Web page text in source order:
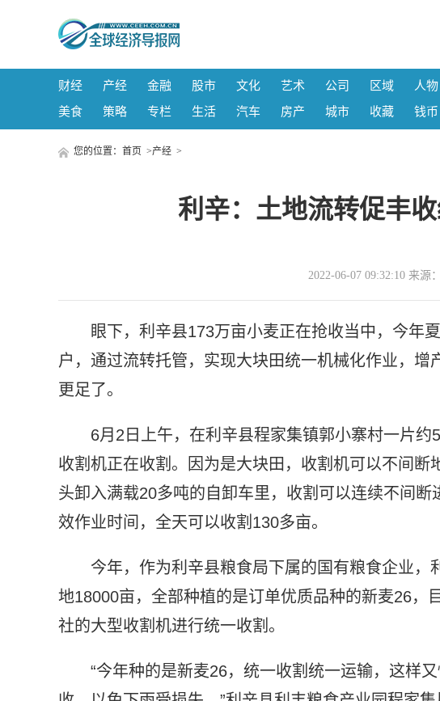
财经 产经 金融 股市 文化 艺术 公司 区域 人物
美食
策略 专栏 生活 汽车 房产 城市 收藏 钱币
您的位置： 首页 >产经 >
利辛：土地流转促丰
2022-06-07 09:32:10 来源
眼下，利辛县173万亩小麦正在抢收当中，今年
户，通过流转托管，实现大块田统一机械化作业，
更足了。
6月2日上午，在利辛县程家集镇郭小寨村一片
收割机正在收割。因为是大块田，收割机可以不间
头卸入满载20多吨的自卸车里，收割可以连续不间
效作业时间，全天可以收割130多亩。
今年，作为利辛县粮食局下属的国有粮食企业
地18000亩，全部种植的是订单优质品种的新麦26，
社的大型收割机进行统一收割。
“今年种的是新麦26，统一收割统一运输，这样